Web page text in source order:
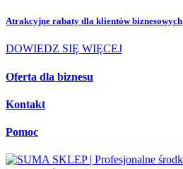
Atrakcyjne rabaty dla klientów biznesowych
DOWIEDZ SIĘ WIĘCEJ
Oferta dla biznesu
Kontakt
Pomoc